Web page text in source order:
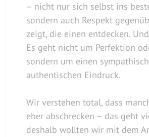
– nicht nur sich selbst ins
sondern auch Respekt
zeigt, die einen entdecken.
Es geht nicht um Perfektion
sondern um einen
authentischen Eindruck.
Wir verstehen total, dass
eher abschrecken – das geht
deshalb wollten wir mit dem